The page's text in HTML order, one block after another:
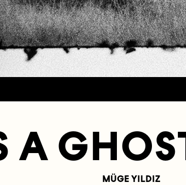
A
MÜGE YILDIZ